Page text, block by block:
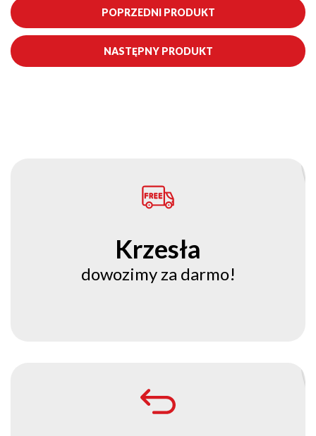
POPRZEDNI PRODUKT
NASTĘPNY PRODUKT
Krzesła
dowozimy za darmo!